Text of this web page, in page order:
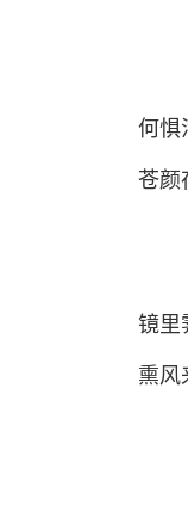
何惧
苍颜
镜里
熏风